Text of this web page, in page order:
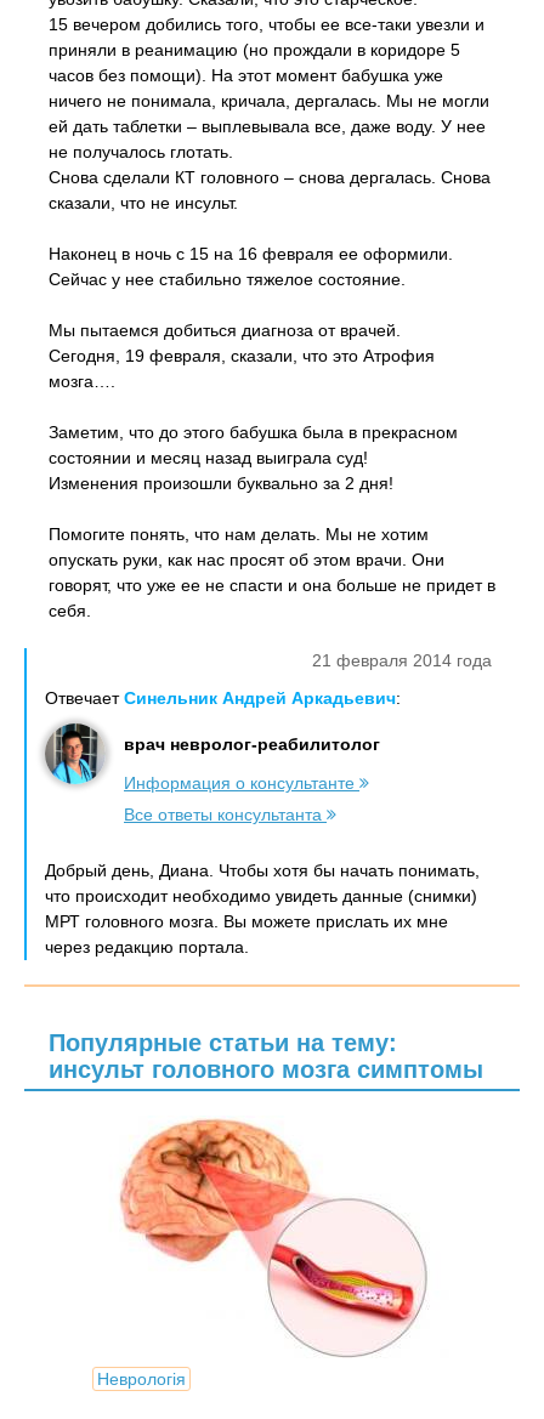
15 вечером добились того, чтобы ее все-таки увезли и
приняли в реанимацию (но прождали в коридоре 5
часов без помощи). На этот момент бабушка уже
ничего не понимала, кричала, дергалась. Мы не могли
ей дать таблетки – выплевывала все, даже воду. У нее
не получалось глотать.
Снова сделали КТ головного – снова дергалась. Снова
сказали, что не инсульт.
Наконец в ночь с 15 на 16 февраля ее оформили.
Сейчас у нее стабильно тяжелое состояние.
Мы пытаемся добиться диагноза от врачей.
Сегодня, 19 февраля, сказали, что это Атрофия
мозга….
Заметим, что до этого бабушка была в прекрасном
состоянии и месяц назад выиграла суд!
Изменения произошли буквально за 2 дня!
Помогите понять, что нам делать. Мы не хотим
опускать руки, как нас просят об этом врачи. Они
говорят, что уже ее не спасти и она больше не придет в
себя.
21 февраля 2014 года
ОтвечаетСинельник Андрей Аркадьевич:
врач невролог-реабилитолог
Информация о консультанте
Все ответы консультанта
Добрый день, Диана. Чтобы хотя бы начать понимать,
что происходит необходимо увидеть данные (снимки)
МРТ головного мозга. Вы можете прислать их мне
через редакцию портала.
Популярные статьи на тему:
инсульт головного мозга симптомы
Неврологія